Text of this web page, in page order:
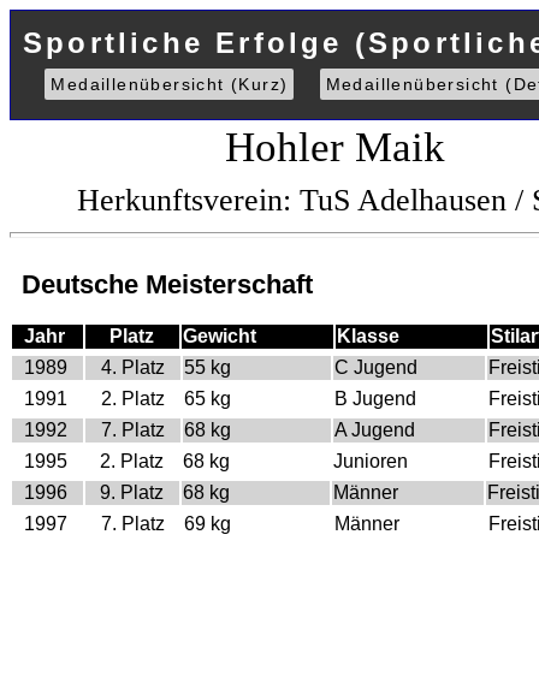
Sportliche Erfolge
Medaillenübersicht (Kurz) Medaillenübersicht
Hohler Maik
Herkunftsverein: TuS Adelhausen /
Deutsche Meisterschaft
Jahr Platz Gewicht Klasse
1989
4. Platz 55 kg C Jugend
1991
2. Platz 65 kg B Jugend
1992
7. Platz 68 kg A Jugend
1995
2. Platz 68 kg Junioren
1996
9. Platz 68 kg Männer
1997
7. Platz 69 kg Männer